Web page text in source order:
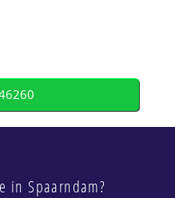
in Spaarndam?